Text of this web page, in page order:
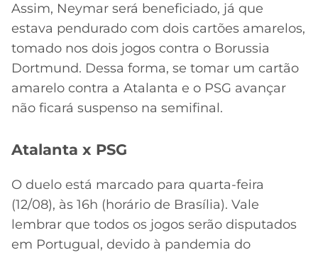
Assim, Neymar será beneficiado, já que
estava pendurado com dois cartões amarelos,
tomado nos dois jogos contra o Borussia
Dortmund. Dessa forma, se tomar um cartão
amarelo contra a Atalanta e o PSG avançar
não ficará suspenso na semifinal.
Atalanta x PSG
O duelo está marcado para quarta-feira
(12/08), às 16h (horário de Brasília). Vale
lembrar que todos os jogos serão disputados
em Portugual, devido à pandemia do